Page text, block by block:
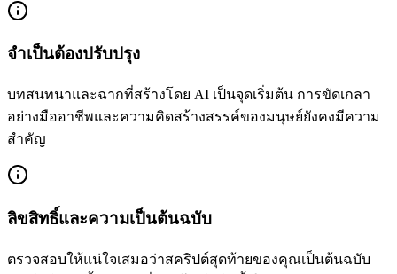
จำเป็นต้องปรับปรุง
บทสนทนาและฉากที่สร้างโดย AI เป็นจุดเริ่มต้น การขัดเกลา
อย่างมืออาชีพและความคิดสร้างสรรค์ของมนุษย์ยังคงมีความ
สำคัญ
ลิขสิทธิ์และความเป็นต้นฉบับ
ตรวจสอบให้แน่ใจเสมอว่าสคริปต์สุดท้ายของคุณเป็นต้นฉบับ